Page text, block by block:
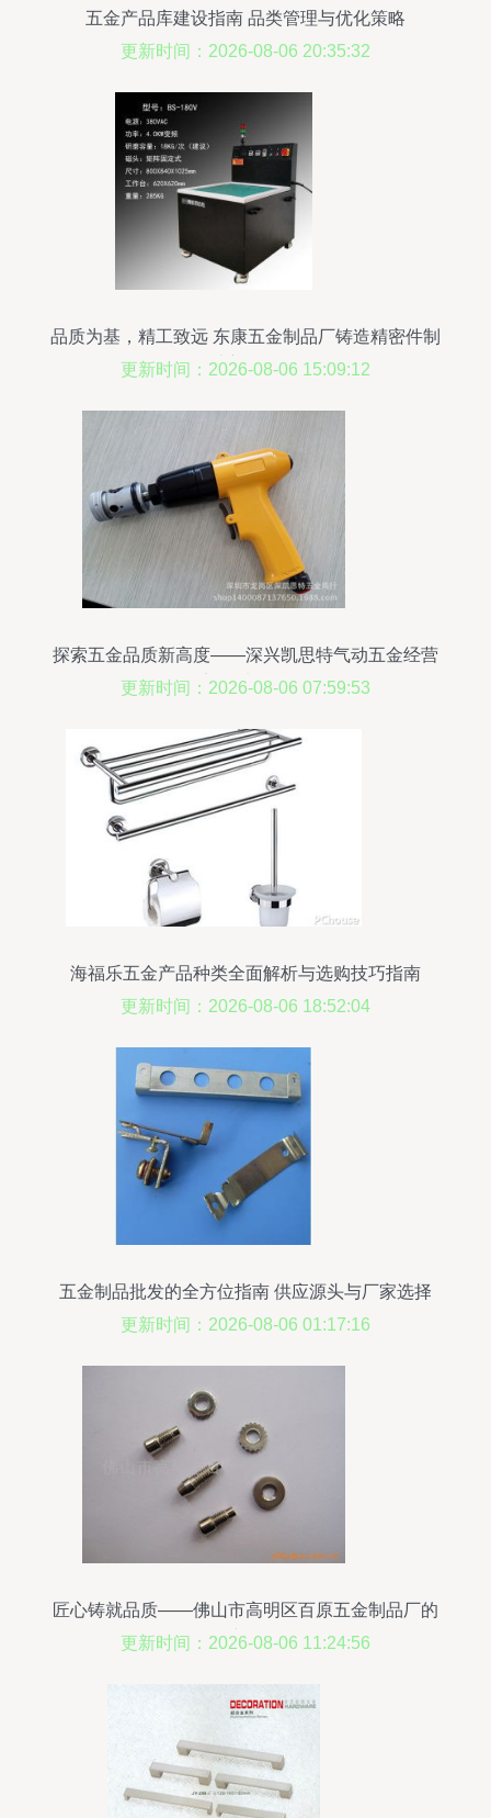
五金产品库建设指南 品类管理与优化策略
更新时间：2026-08-06 20:35:32
品质为基，精工致远 东康五金制品厂铸造精密件制
造新标杆
更新时间：2026-08-06 15:09:12
探索五金品质新高度——深兴凯思特气动五金经营
部精选整合
更新时间：2026-08-06 07:59:53
海福乐五金产品种类全面解析与选购技巧指南
更新时间：2026-08-06 18:52:04
五金制品批发的全方位指南 供应源头与厂家选择
更新时间：2026-08-06 01:17:16
匠心铸就品质——佛山市高明区百原五金制品厂的
五金产品解析
更新时间：2026-08-06 11:24:56